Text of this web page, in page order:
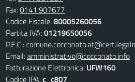
Fax:0141.907677
Codice Fiscale:80005260056
Partita IVA:01219650056
P.E.C.:
Email:amministrativo@cocconato.info
Fatturazione Elettronica: UFW160
Codice IPA:c_c807